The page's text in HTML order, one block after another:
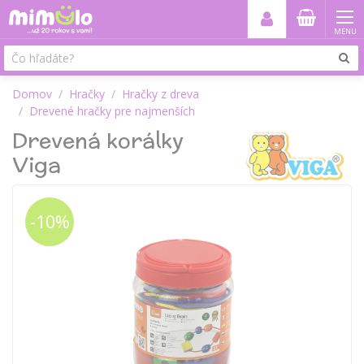
MENU
Domov Hračky
Hračky z dreva
Drevené hračky pre najmenších
Drevená korálky
Viga
-10%